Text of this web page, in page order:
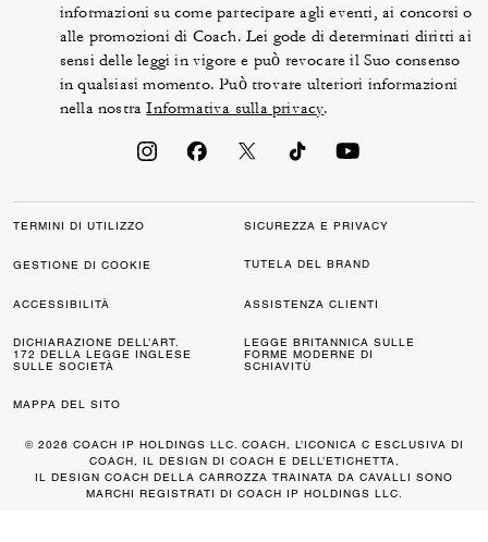
informazioni su come partecipare agli eventi, ai concorsi o
alle promozioni di Coach. Lei gode di determinati diritti ai
sensi delle leggi in vigore e può revocare il Suo consenso
in qualsiasi momento. Può trovare ulteriori informazioni
nella nostraInformativa sulla privacy.
TERMINI DI UTILIZZO SICUREZZA E PRIVACY
GESTIONE DI COOKIE TUTELA DEL BRAND
ACCESSIBILITÀ ASSISTENZA CLIENTI
DICHIARAZIONE DELL’ART.
172 DELLA LEGGE INGLESE
SULLE SOCIETÀ
LEGGE BRITANNICA SULLE
FORME MODERNE DI
SCHIAVITÙ
MAPPA DEL SITO
© 2026 COACH IP HOLDINGS LLC. COACH, L’ICONICA C ESCLUSIVA DI
COACH, IL DESIGN DI COACH E DELL’ETICHETTA,
IL DESIGN COACH DELLA CARROZZA TRAINATA DA CAVALLI SONO
MARCHI REGISTRATI DI COACH IP HOLDINGS LLC.